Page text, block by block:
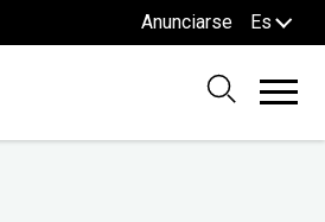
Anunciarse Es